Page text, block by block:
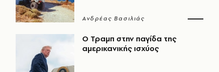
Ανδρέας Βασιλιάς
Ο Τραμπ στην παγίδα της
αμερικανικής ισχύος